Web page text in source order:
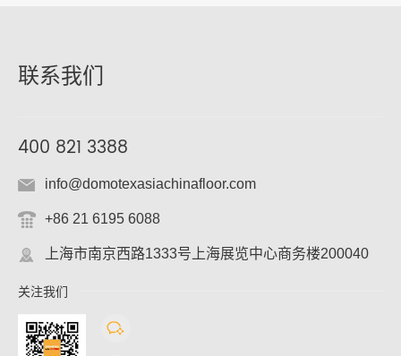
联系我们
400 821 3388
info@domotexasiachinafloor.com
+86 21 6195 6088
上海市南京西路1333号上海展览中心商务楼200040
关注我们